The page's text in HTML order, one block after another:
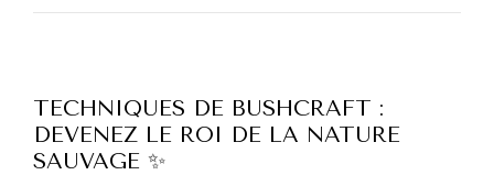
TECHNIQUES DE BUSHCRAFT :
DEVENEZ LE ROI DE LA NATURE
SAUVAGE ✨